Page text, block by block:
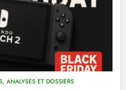
ANALYSES ET DOSSIERS